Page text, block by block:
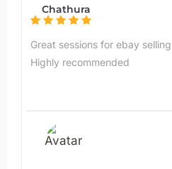
Chathura
Great sessions for ebay
Highly recommended